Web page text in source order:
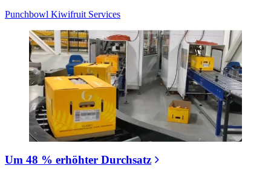
Punchbowl Kiwifruit Services
Um 48 % erhöhter Durchsatz